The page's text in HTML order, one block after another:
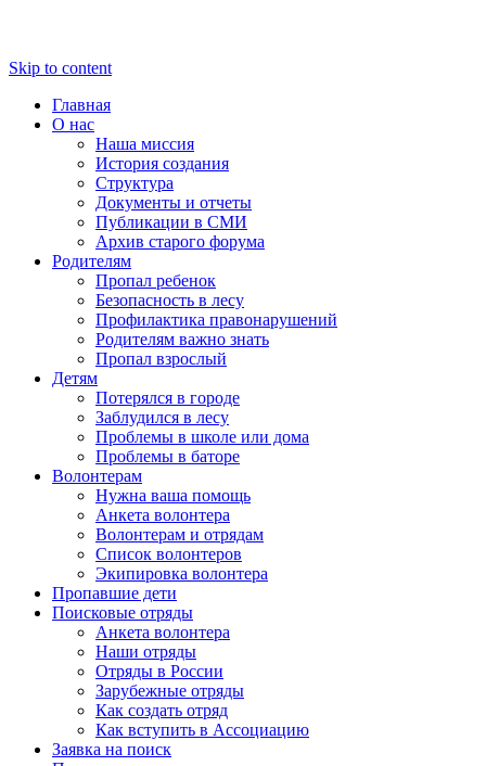
Skip to content
Главная
О нас
Наша миссия
История создания
Структура
Документы и отчеты
Публикации в СМИ
Архив старого форума
Родителям
Пропал ребенок
Безопасность в лесу
Профилактика правонарушений
Родителям важно знать
Пропал взрослый
Детям
Потерялся в городе
Заблудился в лесу
Проблемы в школе или дома
Проблемы в баторе
Волонтерам
Нужна ваша помощь
Анкета волонтера
Волонтерам и отрядам
Список волонтеров
Экипировка волонтера
Пропавшие дети
Поисковые отряды
Анкета волонтера
Наши отряды
Отряды в России
Зарубежные отряды
Как создать отряд
Как вступить в Ассоциацию
Заявка на поиск